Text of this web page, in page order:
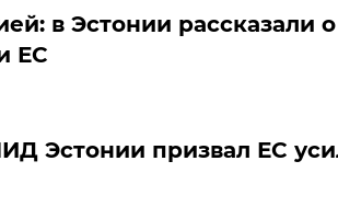
в Эстонии рассказали о
ЕС
Эстонии призвал ЕС